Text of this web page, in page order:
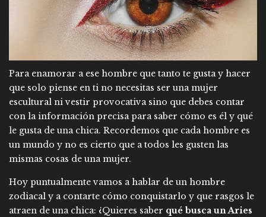
Para enamorar a ese hombre que tanto te gusta y hacer
que solo piense en ti no necesitas ser una mujer
escultural ni vestir provocativa sino que debes contar
con la información precisa para saber cómo es él y qué
le gusta de una chica. Recordemos que cada hombre es
un mundo y no es cierto que a todos les gusten las
mismas cosas de una mujer.
Hoy puntualmente vamos a hablar de un hombre
zodiacal y a contarte cómo conquistarlo y que rasgos le
atraen de una chica: ¿Quieres saber qué busca un Aries